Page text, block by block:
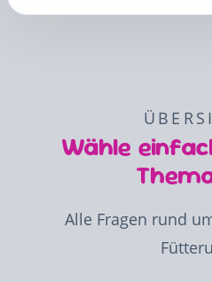
Wähle
Alle Fragen rund